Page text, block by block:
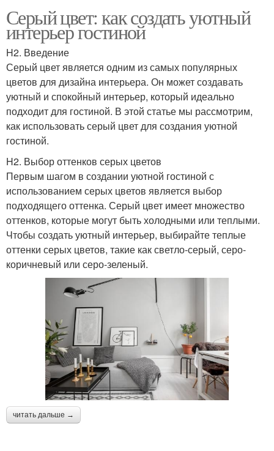
Серый цвет: как создать уютный
интерьер гостиной
H2. Введение
Серый цвет является одним из самых популярных
цветов для дизайна интерьера. Он может создавать
уютный и спокойный интерьер, который идеально
подходит для гостиной. В этой статье мы рассмотрим,
как использовать серый цвет для создания уютной
гостиной.
H2. Выбор оттенков серых цветов
Первым шагом в создании уютной гостиной с
использованием серых цветов является выбор
подходящего оттенка. Серый цвет имеет множество
оттенков, которые могут быть холодными или теплыми.
Чтобы создать уютный интерьер, выбирайте теплые
оттенки серых цветов, такие как светло-серый, серо-
коричневый или серо-зеленый.
читать дальше →